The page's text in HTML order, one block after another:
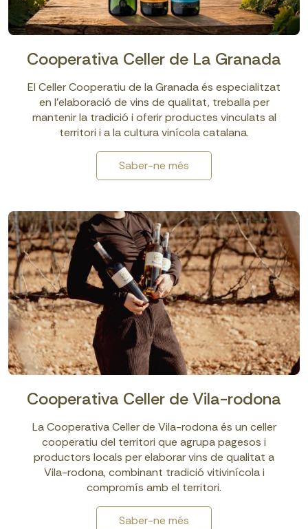
Cooperativa Celler de La Granada
El Celler Cooperatiu de la Granada és especialitzat
en l’elaboració de vins de qualitat, treballa per
mantenir la tradició i oferir productes vinculats al
territori i a la cultura vinícola catalana.
Saber-ne més
Cooperativa Celler de Vila-rodona
La Cooperativa Celler de Vila-rodona és un celler
cooperatiu del territori que agrupa pagesos i
productors locals per elaborar vins de qualitat a
Vila-rodona, combinant tradició vitivinícola i
compromís amb el territori.
Saber-ne més